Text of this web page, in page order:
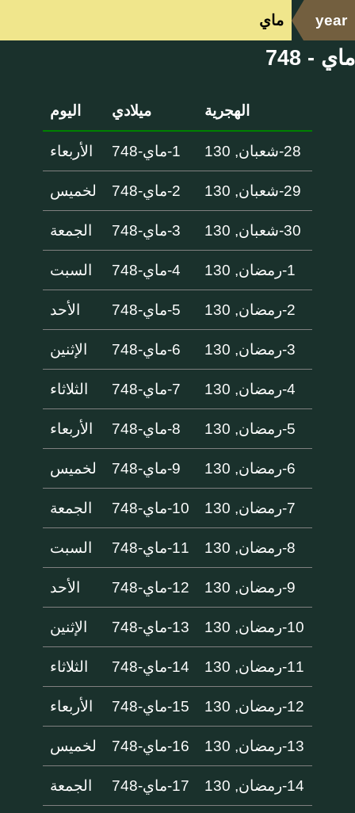
year ماي
ماي - 748
الهجرية ميلادي اليوم
28-شعبان, 130 1-ماي-748 الأربعاء
29-شعبان, 130 2-ماي-748 لخميس
30-شعبان, 130 3-ماي-748 الجمعة
1-رمضان, 130 4-ماي-748 السبت
2-رمضان, 130 5-ماي-748 الأحد
3-رمضان, 130 6-ماي-748 الإثنين
4-رمضان, 130 7-ماي-748 الثلاثاء
5-رمضان, 130 8-ماي-748 الأربعاء
6-رمضان, 130 9-ماي-748 لخميس
7-رمضان, 130 10-ماي-748 الجمعة
8-رمضان, 130 11-ماي-748 السبت
9-رمضان, 130 12-ماي-748 الأحد
10-رمضان, 130 13-ماي-748 الإثنين
11-رمضان, 130 14-ماي-748 الثلاثاء
12-رمضان, 130 15-ماي-748 الأربعاء
13-رمضان, 130 16-ماي-748 لخميس
14-رمضان, 130 17-ماي-748 الجمعة